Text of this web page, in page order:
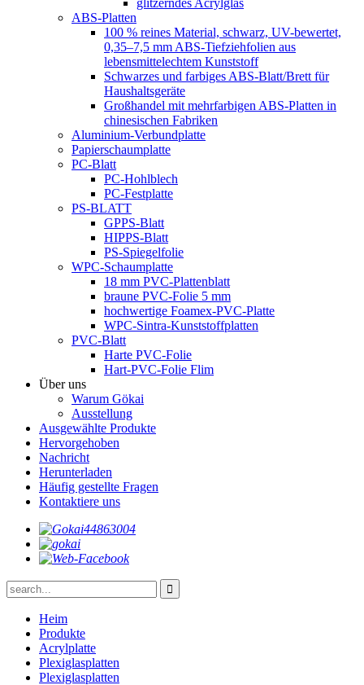
glitzerndes Acrylglas
ABS-Platten
100 % reines Material, schwarz, UV-bewertet,
0,35–7,5 mm ABS-Tiefziehfolien aus
lebensmittelechtem Kunststoff
Schwarzes und farbiges ABS-Blatt/Brett für
Haushaltsgeräte
Großhandel mit mehrfarbigen ABS-Platten in
chinesischen Fabriken
Aluminium-Verbundplatte
Papierschaumplatte
PC-Blatt
PC-Hohlblech
PC-Festplatte
PS-BLATT
GPPS-Blatt
HIPPS-Blatt
PS-Spiegelfolie
WPC-Schaumplatte
18 mm PVC-Plattenblatt
braune PVC-Folie 5 mm
hochwertige Foamex-PVC-Platte
WPC-Sintra-Kunststoffplatten
PVC-Blatt
Harte PVC-Folie
Hart-PVC-Folie Flim
Über uns
Warum Gökai
Ausstellung
Ausgewählte Produkte
Hervorgehoben
Nachricht
Herunterladen
Häufig gestellte Fragen
Kontaktiere uns
Heim
Produkte
Acrylplatte
Plexiglasplatten
Plexiglasplatten